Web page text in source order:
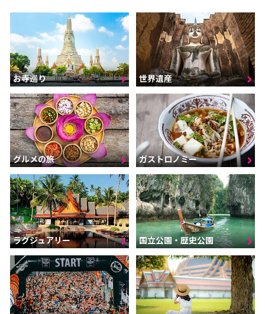
お寺巡り 世界遺産
グルメの旅 ガストロノミー
ラグジュアリー 国立公園・歴史公園